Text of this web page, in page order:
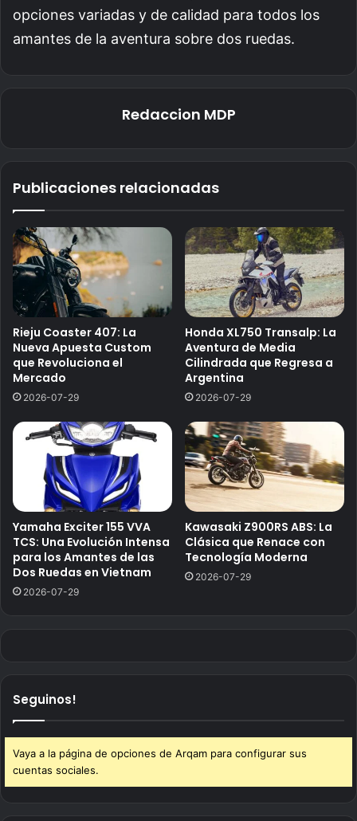
opciones variadas y de calidad para todos los
amantes de la aventura sobre dos ruedas.
Redaccion MDP
Publicaciones relacionadas
Rieju Coaster 407: La
Nueva Apuesta Custom
que Revoluciona el
Mercado
2026-07-29
Honda XL750 Transalp: La
Aventura de Media
Cilindrada que Regresa a
Argentina
2026-07-29
Yamaha Exciter 155 VVA
TCS: Una Evolución Intensa
para los Amantes de las
Dos Ruedas en Vietnam
2026-07-29
Kawasaki Z900RS ABS: La
Clásica que Renace con
Tecnología Moderna
2026-07-29
Seguinos!
Vaya a la página de opciones de Arqam para configurar sus
cuentas sociales.